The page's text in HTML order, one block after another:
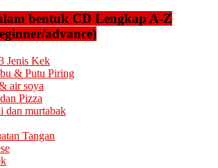
bentuk CD Lengkap A-Z
advance)
Jenis Kek
& Putu Piring
air soya
Pizza
dan murtabak
Tangan